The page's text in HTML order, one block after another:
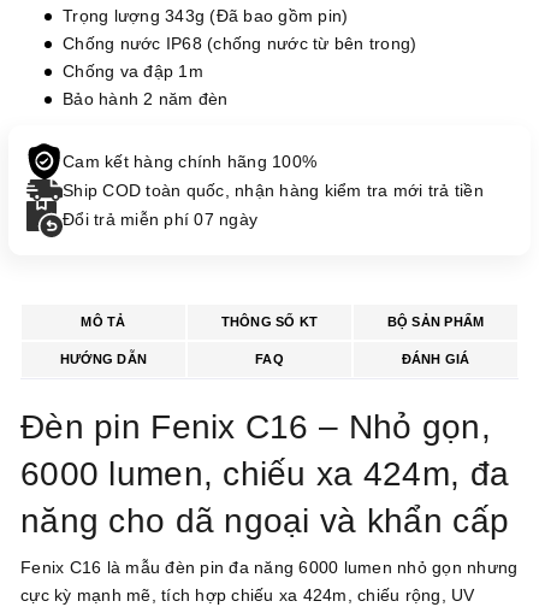
Trọng lượng 343g (Đã bao gồm pin)
Chống nước IP68 (chống nước từ bên trong)
Chống va đập 1m
Bảo hành 2 năm đèn
Cam kết hàng chính hãng 100%
Ship COD toàn quốc, nhận hàng kiểm tra mới trả tiền
Đổi trả miễn phí 07 ngày
MÔ TẢ THÔNG SỐ KT BỘ SẢN PHẨM
HƯỚNG DẪN FAQ ĐÁNH GIÁ
Đèn pin Fenix C16 – Nhỏ gọn,
6000 lumen, chiếu xa 424m, đa
năng cho dã ngoại và khẩn cấp
Fenix C16 là mẫu đèn pin đa năng 6000 lumen nhỏ gọn nhưng
cực kỳ mạnh mẽ, tích hợp chiếu xa 424m, chiếu rộng, UV